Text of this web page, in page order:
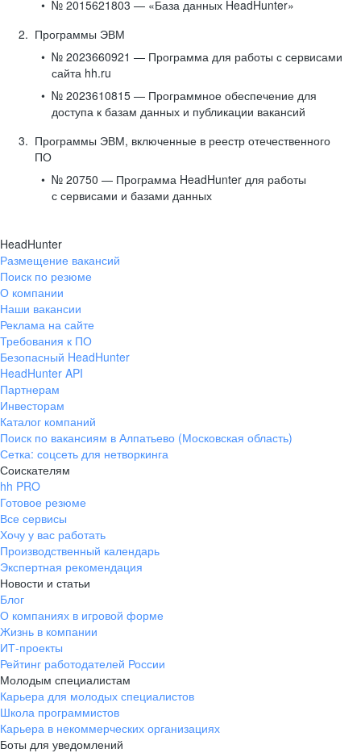
№ 2015621803 — «База данных HeadHunter»
Программы ЭВМ
№ 2023660921 — Программа для работы с сервисами
сайта hh.ru
№ 2023610815 — Программное обеспечение для
доступа к базам данных и публикации вакансий
Программы ЭВМ, включенные в реестр отечественного
ПО
№ 20750 — Программа HeadHunter для работы
с сервисами и базами данных
HeadHunter
Размещение вакансий
Поиск по резюме
О компании
Наши вакансии
Реклама на сайте
Требования к ПО
Безопасный HeadHunter
HeadHunter API
Партнерам
Инвесторам
Каталог компаний
Поиск по вакансиям в Алпатьево (Московская область)
Сетка: соцсеть для нетворкинга
Соискателям
hh PRO
Готовое резюме
Все сервисы
Хочу у вас работать
Производственный календарь
Экспертная рекомендация
Новости и статьи
Блог
О компаниях в игровой форме
Жизнь в компании
ИТ-проекты
Рейтинг работодателей России
Молодым специалистам
Карьера для молодых специалистов
Школа программистов
Карьера в некоммерческих организациях
Боты для уведомлений